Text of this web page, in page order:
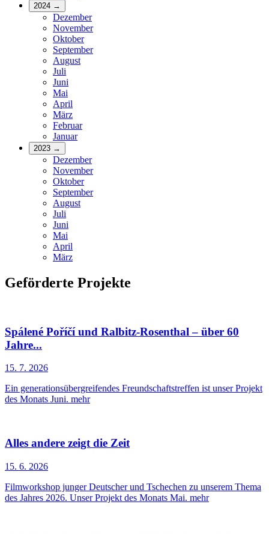
2024 →
Dezember
November
Oktober
September
August
Juli
Juni
Mai
April
März
Februar
Januar
2023 →
Dezember
November
Oktober
September
August
Juli
Juni
Mai
April
März
Geförderte Projekte
Spálené Poříčí und Ralbitz-Rosenthal – über 60
Jahre...
15. 7. 2026
Ein generationsübergreifendes Freundschaftstreffen ist unser Projekt
des Monats Juni. mehr
Alles andere zeigt die Zeit
15. 6. 2026
Filmworkshop junger Deutscher und Tschechen zu unserem Thema
des Jahres 2026. Unser Projekt des Monats Mai. mehr